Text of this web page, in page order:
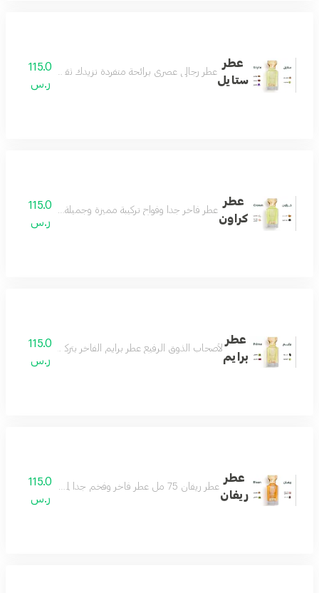
عطر
ستايل
عطر رجالي عصري برائحة متفردة تزيدك ثقة وأناقة تفوق
115.0
ر.س
عطر
كراون
عطر فاخر جداً وفواح تركيبة مميزة وجميلة جداً تناسب اغلب
115.0
ر.س
عطر
برايم
لأصحاب الذوق الرفيع عطر برايم الفاخر بتركيبة فريدة من
115.0
ر.س
عطر
ريفان
عطر ريفان 75 مل عطر فاخر وفخم جدا لمحبي العطور الرسمية الفواحة عطر لمناسباتك وأيامك الجميلة عطر يفرض نفسه بهالة من الرقيّ والتألق مكونات العطر الباتشولي والخشب والجلود والورد البلغاري والسوسن
115.0
ر.س